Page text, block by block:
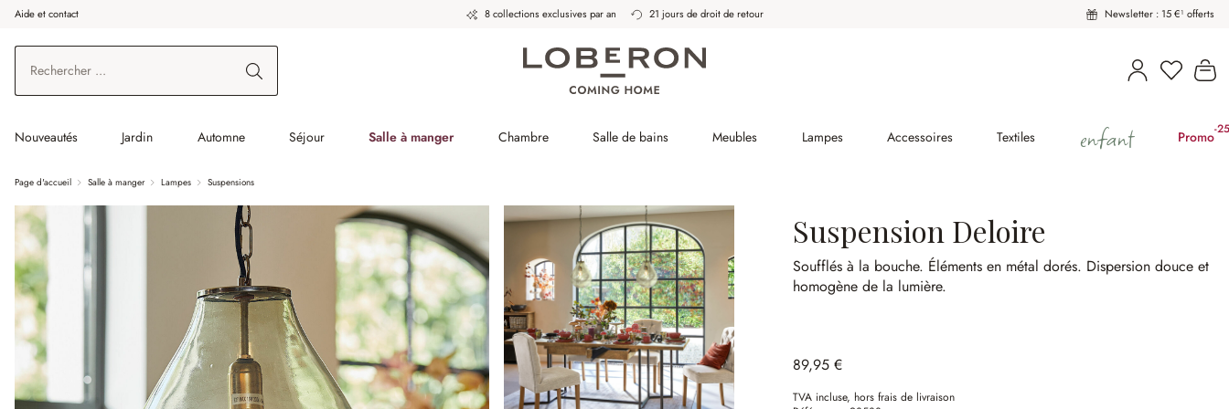
au contenu principal
Aller à la recherche
Aller à la navigation principale
Aide et contact 8 collections exclusives par an 21 jours de droit de retour Newsletter : 15 €¹ offerts
Vous
Nouveautés Jardin Automne Séjour Salle à manger Chambre Salle de bains Meubles Lampes Accessoires Textiles enfant Promo-
Page d'accueil Salle à manger Lampes Suspensions
Suspension Deloire
Soufflés à la bouche. Éléments en métal dorés. Dispersion douce et
homogène de la lumière.
89,95 €
TVA incluse, hors frais de livraison